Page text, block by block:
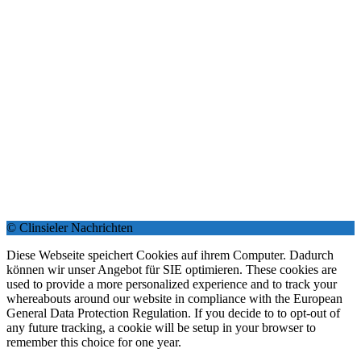
© Clinsieler Nachrichten
Diese Webseite speichert Cookies auf ihrem Computer. Dadurch
können wir unser Angebot für SIE optimieren. These cookies are
used to provide a more personalized experience and to track your
whereabouts around our website in compliance with the European
General Data Protection Regulation. If you decide to to opt-out of
any future tracking, a cookie will be setup in your browser to
remember this choice for one year.